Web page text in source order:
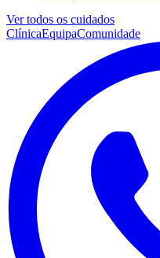
Ver todos os cuidados
ClínicaEquipaComunidade